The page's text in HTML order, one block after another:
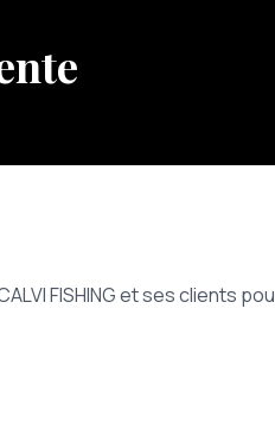
FISHING et ses clients